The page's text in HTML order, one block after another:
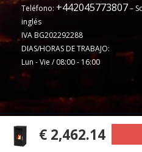
€ 2,462.14
Teléfono: +442045773807–
inglés
IVA BG202292288
DIAS/HORAS DE TRABAJO:
Lun - Vie / 08:00 - 16:00
© Energy Economy LTD 2023.